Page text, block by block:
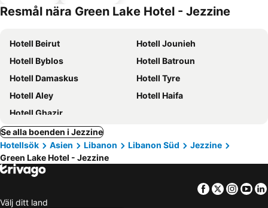
Resmål nära Green Lake Hotel - Jezzine
Hotell Beirut
Hotell Jounieh
Hotell Byblos
Hotell Batroun
Hotell Damaskus
Hotell Tyre
Hotell Aley
Hotell Haifa
Hotell Ghazir
Se alla boenden i Jezzine
Hotellsök
Asien Libanon Libanon Süd
Jezzine
Green Lake Hotel - Jezzine
Facebook
Twitter
Välj ditt land